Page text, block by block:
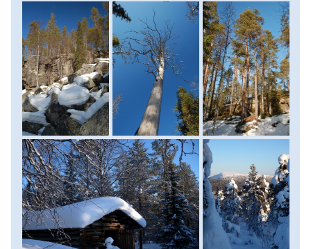
mögött hagyva bevesszük magunkat a tajgába, hogy egy
erdei parkolóban az autónkat – és ezzel együtt a civilizáció
utolsó nyomait – is magunk mögött hagyjuk. Felcsatoljuk
hótalpainkat, felvesszük hátizsákjainkat, és egy másfél
órás hótalpas túra keretében elindulunk az erdei
szálláshelyünk felé. A ház garantáltan egyedi élmény lesz:
egy magányos gerendaház a tajgában, ahol
megérkezésünk után nekünk kell befűteni, vizet a ház
melletti patakból tudunk vételezni. De ezért cserében
valóban háborítatlan őstermészetet kapunk. A délutáni
órákban, miután befűtöttünk a ház kályhájába - egy
fakultatív néhány órás hótalpas túrára indulunk a
Latvavaara-tunturi felé, hogy a hegytető öreg
famatuzsálemei közül a lemenő nap fényeiben csodáljuk
meg az alattunk elterülő végtelen tajgát. Visszaérkezve
faházunkhoz, befűtünk a hagyományos, fatüzelésű
szaunába, és az estét szaunázással töltjük. A